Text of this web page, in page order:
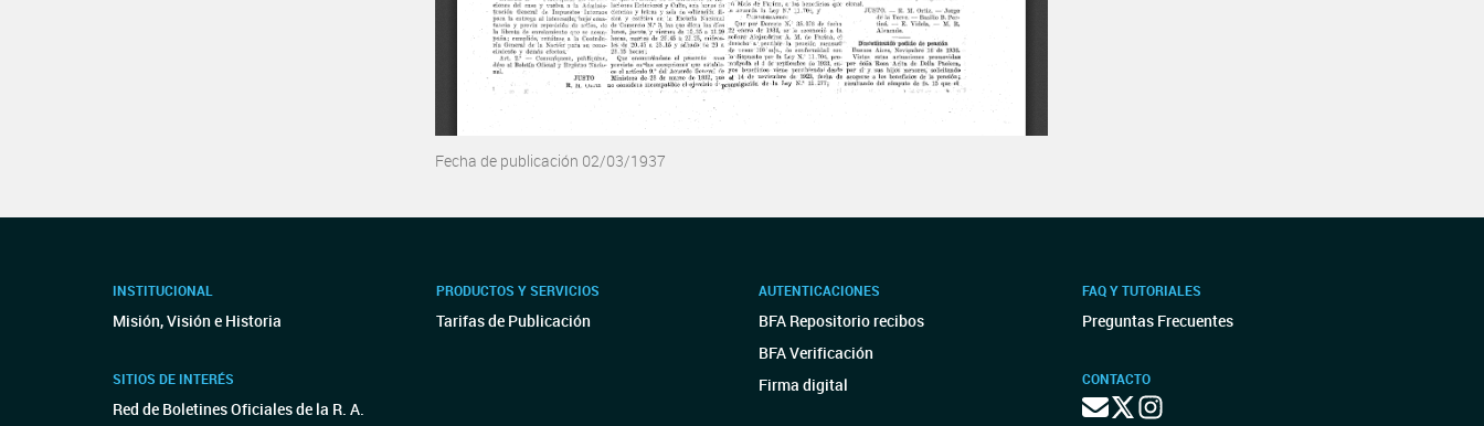
Fecha de publicación 02/03/1937
INSTITUCIONAL
Misión, Visión e Historia
SITIOS DE INTERÉS
Red de Boletines Oficiales de la R. A.
PRODUCTOS Y SERVICIOS
Tarifas de Publicación
AUTENTICACIONES
BFA Repositorio recibos
BFA Verificación
Firma digital
FAQ Y TUTORIALES
Preguntas Frecuentes
CONTACTO